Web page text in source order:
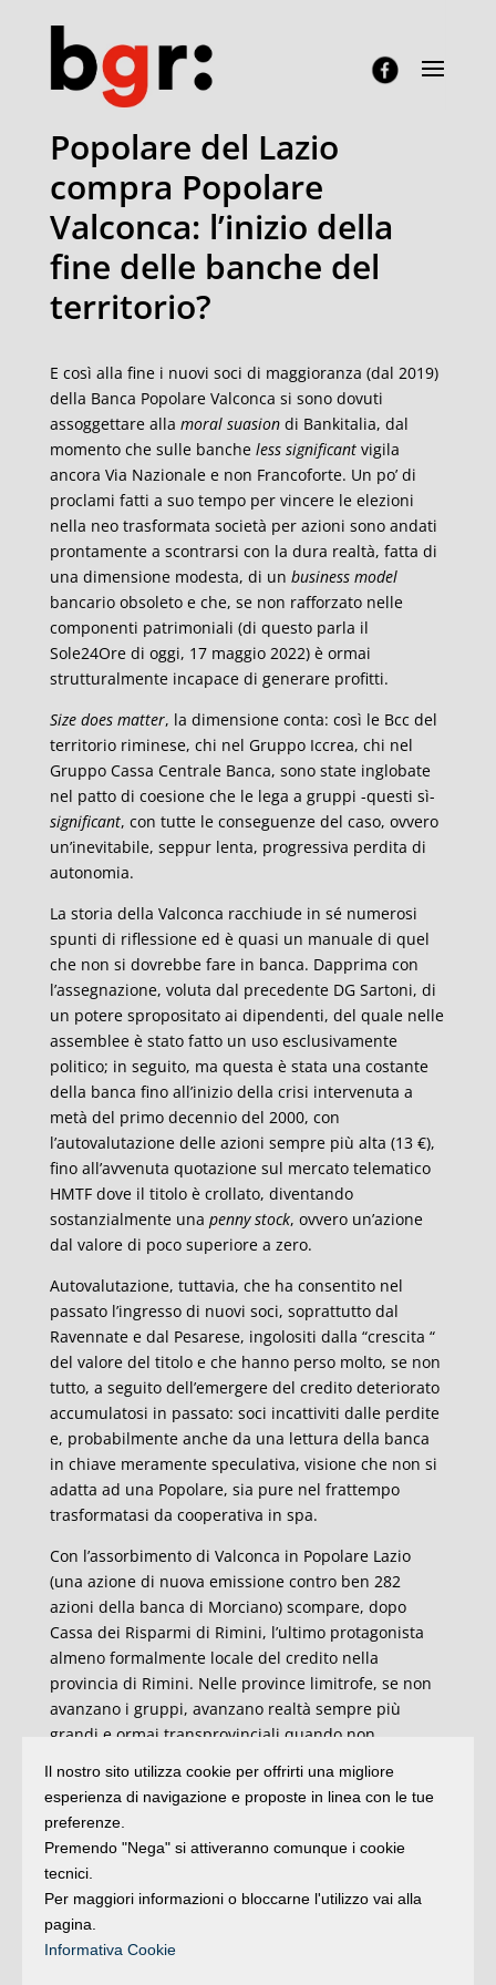
Popolare del Lazio
compra Popolare
Valconca: l’inizio della
fine delle banche del
territorio?
E così alla fine i nuovi soci di maggioranza (dal 2019)
della Banca Popolare Valconca si sono dovuti
assoggettare alla moral suasiondi Bankitalia, dal
momento che sulle banche less significantvigila
ancora Via Nazionale e non Francoforte. Un po’ di
proclami fatti a suo tempo per vincere le elezioni
nella neo trasformata società per azioni sono andati
prontamente a scontrarsi con la dura realtà, fatta di
una dimensione modesta, di un business model
bancario obsoleto e che, se non rafforzato nelle
componenti patrimoniali (di questo parla il
Sole24Ore di oggi, 17 maggio 2022) è ormai
strutturalmente incapace di generare profitti.
Size does matter, la dimensione conta: così le Bcc del
territorio riminese, chi nel Gruppo Iccrea, chi nel
Gruppo Cassa Centrale Banca, sono state inglobate
nel patto di coesione che le lega a gruppi -questi sì-
significant, con tutte le conseguenze del caso, ovvero
un’inevitabile, seppur lenta, progressiva perdita di
autonomia.
La storia della Valconca racchiude in sé numerosi
spunti di riflessione ed è quasi un manuale di quel
che non si dovrebbe fare in banca. Dapprima con
l’assegnazione, voluta dal precedente DG Sartoni, di
un potere spropositato ai dipendenti, del quale nelle
assemblee è stato fatto un uso esclusivamente
politico; in seguito, ma questa è stata una costante
della banca fino all’inizio della crisi intervenuta a
metà del primo decennio del 2000, con
l’autovalutazione delle azioni sempre più alta (13 €),
fino all’avvenuta quotazione sul mercato telematico
HMTF dove il titolo è crollato, diventando
sostanzialmente una penny stock, ovvero un’azione
dal valore di poco superiore a zero.
Autovalutazione, tuttavia, che ha consentito nel
passato l’ingresso di nuovi soci, soprattutto dal
Ravennate e dal Pesarese, ingolositi dalla “crescita “
del valore del titolo e che hanno perso molto, se non
tutto, a seguito dell’emergere del credito deteriorato
accumulatosi in passato: soci incattiviti dalle perdite
e, probabilmente anche da una lettura della banca
in chiave meramente speculativa, visione che non si
adatta ad una Popolare, sia pure nel frattempo
trasformatasi da cooperativa in spa.
Con l’assorbimento di Valconca in Popolare Lazio
(una azione di nuova emissione contro ben 282
azioni della banca di Morciano) scompare, dopo
Cassa dei Risparmi di Rimini, l’ultimo protagonista
almeno formalmente locale del credito nella
provincia di Rimini. Nelle province limitrofe, se non
avanzano i gruppi, avanzano realtà sempre più
grandi e ormai transprovinciali quando non
tra tutte). Anche su questo, oltre che sulle numerose
novità regolamentari, dovrebbero cominciare a
categoria, al momento fermi su una sola richiesta:
senza vento.
A.B.
Il nostro sito utilizza cookie per offrirti una migliore
esperienza di navigazione e proposte in linea con le tue
preferenze.
Premendo "Nega" si attiveranno comunque i cookie
tecnici.
Per maggiori informazioni o bloccarne l'utilizzo vai alla
pagina.
Informativa Cookie